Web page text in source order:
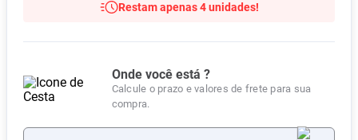
Restam apenas 4 unidades!
Onde você está ?
Calcule o prazo e valores de frete para sua
compra.